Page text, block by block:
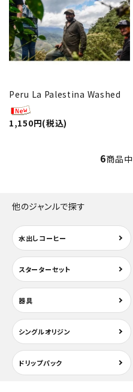
Peru La Palestina Washed
1,150円(税込)
6商品中
他のジャンルで探す
水出しコーヒー
スターターセット
器具
シングルオリジン
ドリップパック